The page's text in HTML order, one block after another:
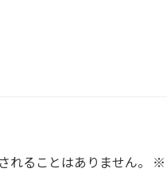
れることはありません。 ※